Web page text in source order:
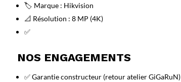
🏷️ Marque : Hikvision
📐 Résolution : 8 MP (4K)
✅
NOS ENGAGEMENTS
✅ Garantie constructeur (retour atelier GiGaRuN)